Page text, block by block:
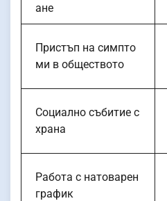
ане
Пристъп на симпто
ми в обществото
Социално събитие с
храна
Работа с натоварен
график